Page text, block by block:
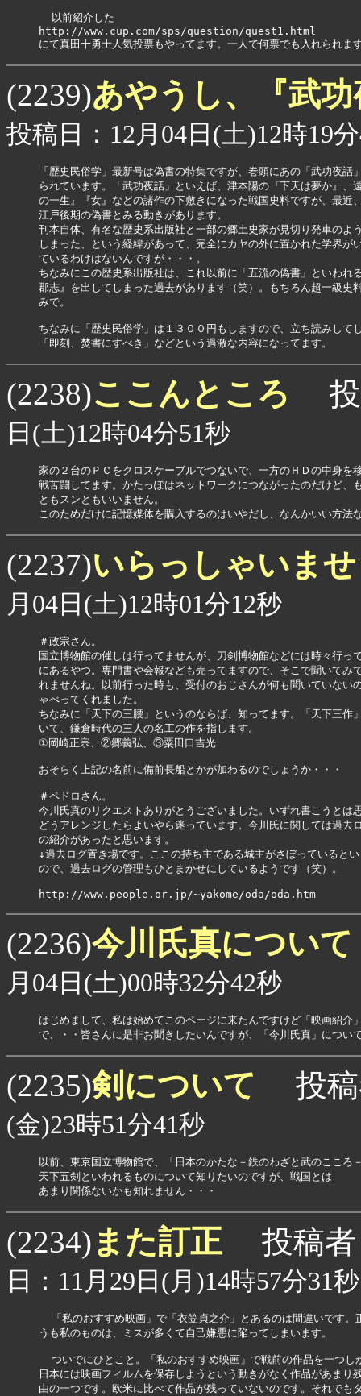
  以前紹介した
http://www.cup.com/sps/question/quest1.html
にて真田十勇士人気投票もやってます。一人で何票でも入れられま
(2239)あやうし、『武
投稿日：12月04日(土)12時19
「歴史民俗学」最新号は偽書の特集ですが、巻頭にあの「武功夜話
られています。「武功夜話」といえば、津本陽の『下天は夢か』、
の一生』『女』などの諸作の下敷きになった戦国史料ですが、最近
江戸後期の偽書とみる動きがあります。
刊本自体、有名な歴史系出版社と一部の郷土史家が見切り発車のよ
しまった、という経緯があって、完全にカヤの外に置かれた学界が
ているわけはないんですが・・・。
ちなみにこの歴史系出版社は、これ以前に「五流の偽書」といわれ
郡志』を出してしまった過去があります（笑）。もちろん超一級史
みで。
ちなみに「歴史民俗学」は１３００円もしますので、立ち読みして
「即刻、焚書にすべき」などという過激な内容になってます。
(2238)ここんところ 投
日(土)12時04分51秒
家の２台のＰＣをクロスケーブルでつないで、一方のＨＤの中身を
戦苦闘してます。かたっぽはネットワークにつながったのだけど、
ともスンともいいません。
(2237)いらっしゃいま
月04日(土)12時01分12秒
＃政宗さん。
国立博物館の催しは行ってませんが、刀剣博物館などには時々行っ
にあるやつ。専門書や会報なども売ってますので、そこで聞いてみ
れませんね。以前行った時も、受付のおじさんが何も聞いていない
ゃべってくれました。
ちなみに「天下の三腰」というのならば、知ってます。「天下三作
いて、鎌倉時代の三人の名工の作を指します。
①岡崎正宗、②郷義弘、③粟田口吉光
おそらく上記の名前に備前長船とかが加わるのでしょうか・・・
＃ペドロさん。
今川氏真のリクエストありがとうございました。いずれ書こうとは
どうアレンジしたらよいやら迷っています。今川氏に関しては過去
の紹介があったと思います。
↓過去ログ置き場です。ここの持ち主である城主がさぼっていると
ので、過去ログの管理もひとまかせにしているようです（笑）。
(2236)今川氏真について
月04日(土)00時32分42秒
はじめまして、私は始めてこのページに来たんですけど「映画紹
で、・・皆さんに是非お聞きしたいんですが、「今川氏真」につ
(2235)剣について 投稿
(金)23時51分41秒
以前、東京国立博物館で、「日本のかたな－鉄のわざと武のここ
天下五剣といわれるものについて知りたいのですが、戦国とは
あまり関係ないかも知れません・・・
(2234)また訂正 投稿者
日：11月29日(月)14時57分31秒
「私のおすすめ映画」で「衣笠貞之介」とあるのは間違いです。
うも私のものは、ミスが多くて自己嫌悪に陥ってしまいます。
ついでにひとこと。「私のおすすめ映画」で戦前の作品を一つし
日本には映画フィルムを保存しようという動きがなく作品があまり
由の一つです。欧米に比べて作品が残っていないのです。それでも